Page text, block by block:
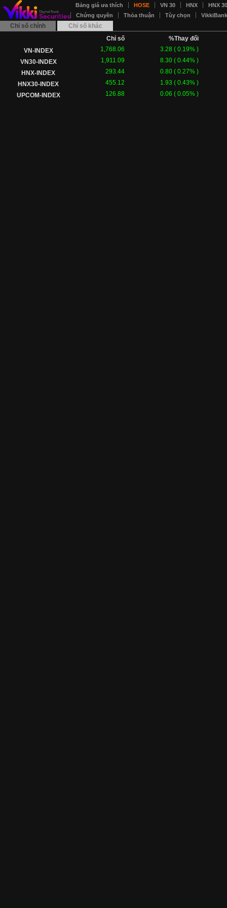
Bảng giá ưa thích HOSE VN 30 HNX
HNX
Chứng quyền
Thỏa thuận Tùy chọn
Chỉ số chính
Chỉ số khác
Chỉ số
%Thay đổi
VN-INDEX
1,768.06 3.28 ( 0.19% )
VN30-INDEX
1,911.09 8.30 ( 0.44% )
HNX-INDEX
293.44 0.80 ( 0.27% )
HNX30-INDEX
455.12 1.93 ( 0.43% )
UPCOM-INDEX
126.88 0.06 ( 0.05% )